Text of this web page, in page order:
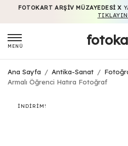
FOTOKART ARŞIV MÜZAYEDESI X
MENÜ
Ana Sayfa / Antika-Sanat /
Armalı Öğrenci Hatıra Fotoğraf
İNDIRIM!